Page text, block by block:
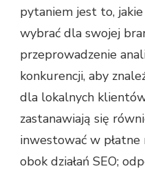
pytaniem jest to,
wybrać dla swojej
przeprowadzenie
konkurencji, aby
dla lokalnych
zastanawiają się
inwestować w
obok działań SEO;